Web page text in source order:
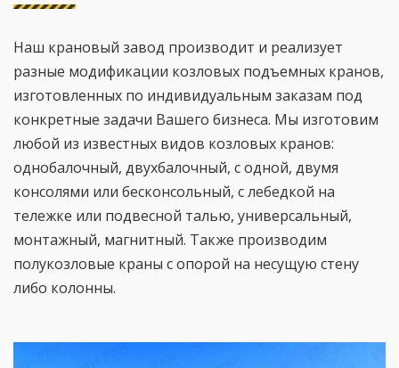
Наш крановый завод производит и реализует
разные модификации козловых подъемных кранов,
изготовленных по индивидуальным заказам под
конкретные задачи Вашего бизнеса. Мы изготовим
любой из известных видов козловых кранов:
однобалочный, двухбалочный, с одной, двумя
консолями или бесконсольный, с лебедкой на
тележке или подвесной талью, универсальный,
монтажный, магнитный. Также производим
полукозловые краны с опорой на несущую стену
либо колонны.